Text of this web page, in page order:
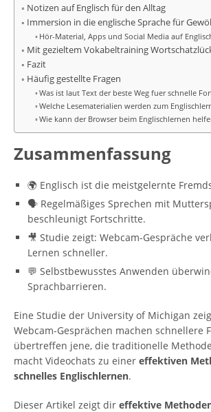
Notizen auf Englisch für den Alltag
Immersion in die englische Sprache für
Hör-Material, Apps und Social Media auf
Mit gezieltem Vokabeltraining
Fazit
Häufig gestellte Fragen
Was ist laut Text der beste Weg fuer schnelle
Welche Lesematerialien werden zum
Wie kann der Browser beim Englischlernen
Zusammenfassung
🌍 Englisch ist die meistgelernte
🗣️ Regelmäßiges Sprechen mit
beschleunigt Fortschritte.
🎥 Studie zeigt: Webcam-Gespräche
Lernen schneller.
💬 Selbstbewusstes Anwenden
Sprachbarrieren.
Eine Studie der University of Michigan
Webcam-Gesprächen machen schnellere
übertreffen jene, die traditionelle
macht Videochats zu einer effektiven
schnelles Englischlernen.
Dieser Artikel zeigt dir effektive